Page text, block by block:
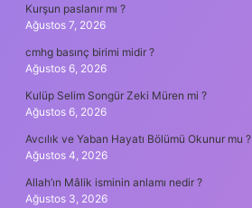
Kurşun paslanır mı ?
Ağustos 7, 2026
cmhg basınç birimi midir ?
Ağustos 6, 2026
Kulüp Selim Songür Zeki Müren mi ?
Ağustos 6, 2026
Avcılık ve Yaban Hayatı Bölümü Okunur mu ?
Ağustos 4, 2026
Allah’ın Mâlik isminin anlamı nedir ?
Ağustos 3, 2026